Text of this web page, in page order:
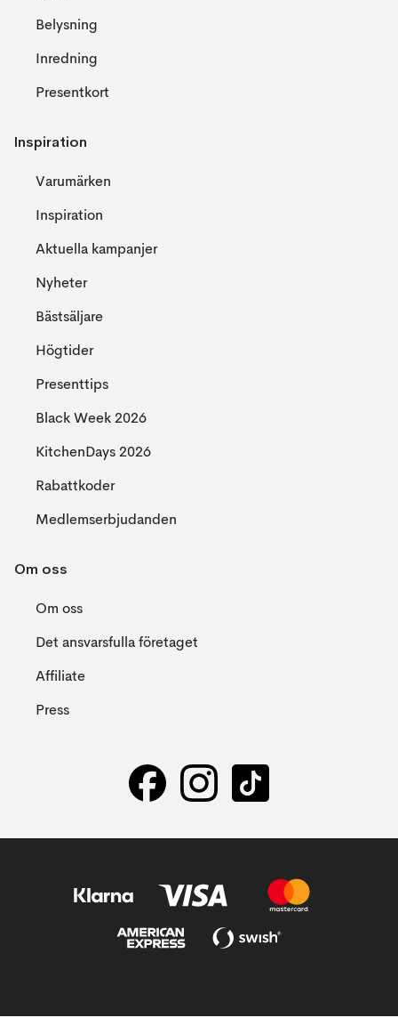
Belysning
Inredning
Presentkort
Inspiration
Varumärken
Inspiration
Aktuella kampanjer
Nyheter
Bästsäljare
Högtider
Presenttips
Black Week 2026
KitchenDays 2026
Rabattkoder
Medlemserbjudanden
Om oss
Om oss
Det ansvarsfulla företaget
Affiliate
Press